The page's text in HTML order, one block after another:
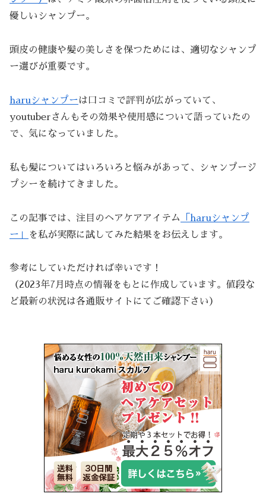
優しいシャンプー。
頭皮の健康や髪の美しさを保つためには、適切なシャンプ
ー選びが重要です。
haruシャンプーは口コミで評判が広がっていて、
youtuberさんもその効果や使用感について語っていたの
で、気になっていました。
私も髪についてはいろいろと悩みがあって、シャンプージ
プシーを続けてきました。
この記事では、注目のヘアケアアイテム
「haruシャンプ
ー」
を私が実際に試してみた結果をお伝えします。
参考にしていただければ幸いです！
（2023年7月時点の情報をもとに作成しています。値段な
ど最新の状況は各通販サイトにてご確認下さい）